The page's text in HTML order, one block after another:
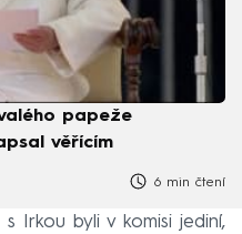
papeže
věřícím
6 min čtení
Irkou byli v komisi jediní,